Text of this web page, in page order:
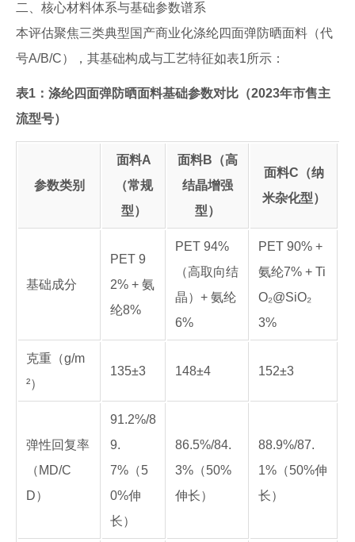
二、核心材料体系与基础参数谱系
本评估聚焦三类典型国产商业化涤纶四面弹防晒面料（代
号A/B/C），其基础构成与工艺特征如表1所示：
表1：涤纶四面弹防晒面料基础参数对比（2023年市售主
流型号）
参数类别
面料A
（常规
型）
面料B（高
结晶增强
型）
面料C（纳
米杂化型）
基础成分
PET 9
2% + 氨
纶8%
PET 94%
（高取向结
晶）+ 氨纶
6%
PET 90% +
氨纶7% + Ti
O₂@SiO₂
3%
克重（g/m
²）
135±3 148±4 152±3
弹性回复率
（MD/C
D）
91.2%/8
9.
7%（5
0%伸
长）
86.5%/84.
3%（50%
伸长）
88.9%/87.
1%（50%伸
长）